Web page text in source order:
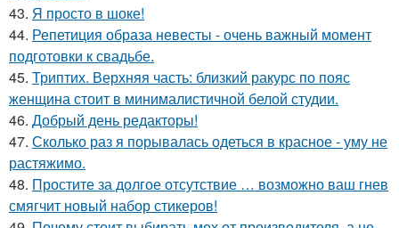
43. Я просто в шоке!
44. Репетиция образа невесты - очень важный момент
подготовки к свадьбе.
45. Триптих. Верхняя часть: близкий ракурс по пояс
женщина стоит в минималистичной белой студии.
46. Добрый день редакторы!
47. Сколько раз я порывалась одеться в красное - уму не
растяжимо.
48. Простите за долгое отсутствие … возможно ваш гнев
смягчит новый набор стикеров!